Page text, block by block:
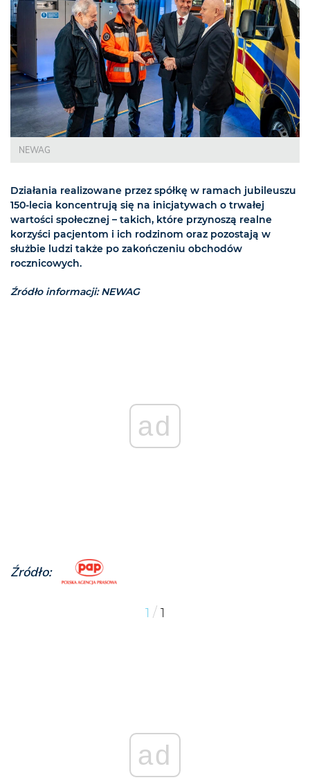
NEWAG
Działania realizowane przez spółkę w ramach jubileuszu
150-lecia koncentrują się na inicjatywach o trwałej
wartości społecznej – takich, które przynoszą realne
korzyści pacjentom i ich rodzinom oraz pozostają w
służbie ludzi także po zakończeniu obchodów
rocznicowych.
Źródło informacji: NEWAG
ad
Źródło:
1 / 1
ad